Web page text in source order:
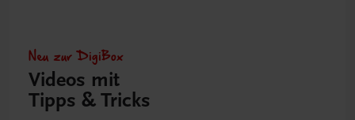
Neu zur DigiBox
Videos mit
Tipps & Tricks